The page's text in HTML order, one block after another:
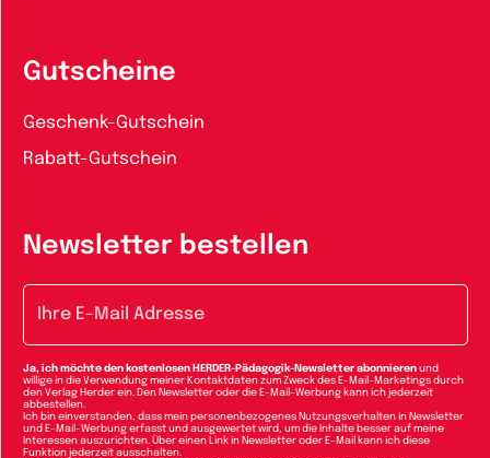
Gutscheine
Geschenk-Gutschein
Rabatt-Gutschein
Newsletter bestellen
Ja, ich möchte den kostenlosen HERDER-Pädagogik-Newsletter abonnieren und
willige in die Verwendung meiner Kontaktdaten zum Zweck des E-Mail-Marketings durch
den Verlag Herder ein. Den Newsletter oder die E-Mail-Werbung kann ich jederzeit
abbestellen.
Ich bin einverstanden, dass mein personenbezogenes Nutzungsverhalten in Newsletter
und E-Mail-Werbung erfasst und ausgewertet wird, um die Inhalte besser auf meine
Interessen auszurichten. Über einen Link in Newsletter oder E-Mail kann ich diese
Funktion jederzeit ausschalten.